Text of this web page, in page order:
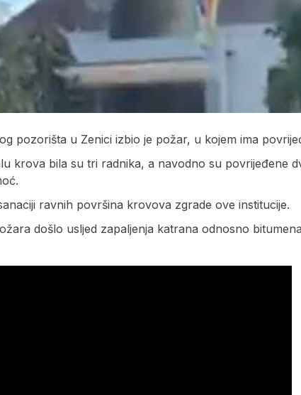
pozorišta u Zenici izbio je požar, u kojem ima
krova bila su tri radnika, a navodno su povrijeđene
ravnih površina krovova zgrade ove institucije.
došlo usljed zapaljenja katrana odnosno